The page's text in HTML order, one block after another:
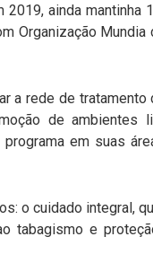
ainda mantinha
Organização Mundia
a rede de
de ambientes
em suas
o cuidado integral,
tabagismo e